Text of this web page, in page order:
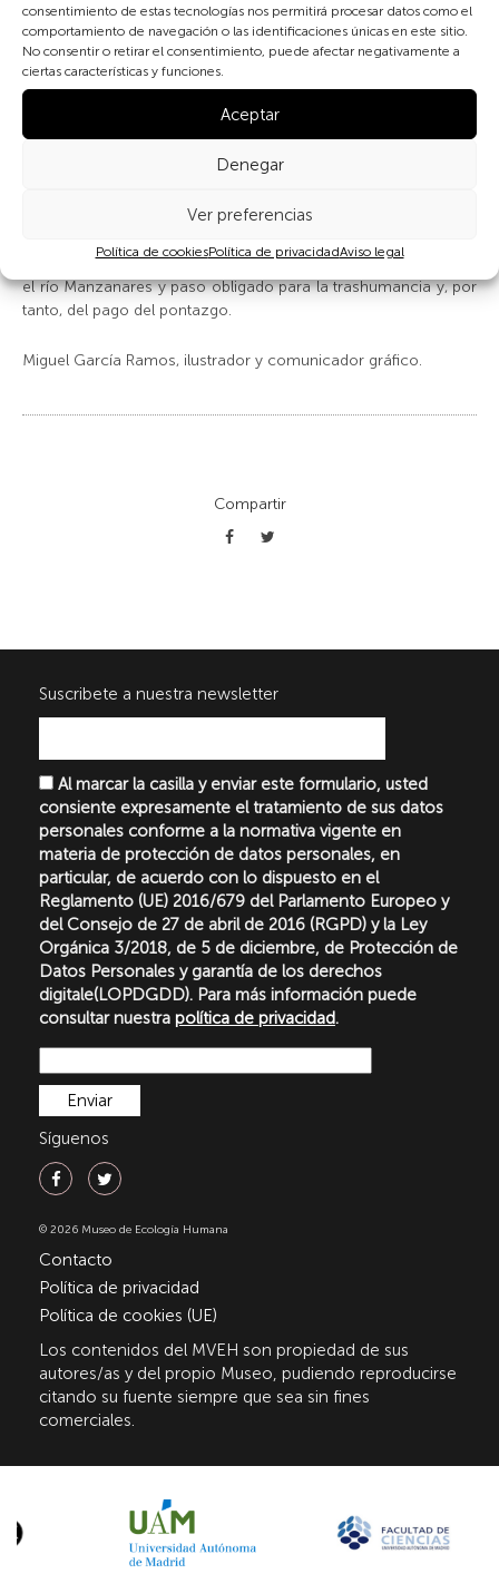
consentimiento de estas tecnologías nos permitirá procesar datos como el
comportamiento de navegación o las identificaciones únicas en este sitio.
No consentir o retirar el consentimiento, puede afectar negativamente a
ciertas características y funciones.
Aceptar
Denegar
Ver preferencias
Política de cookiesPolítica de privacidadAviso legal
La importancia que la ganadería ha tenido desde siempre en la
economía y los beneficios de que ésta generaba a la Corona,
llevó a Alfonso X a regular y ordenar la trashumancia, creando
el “Honrado Concejo de la Mesta”, institución que unirá a los
ganaderos trashumantes y les asegurará la existencia de tierra
de pastos para sus rebaños.Eso sí, en contraprestación, tendrán
que pagar un impuesto (pontazgo) a las Arcas del Rey al paso de ciertos
entrada de Manzanares El Real (Madrid), puente que atraviesa
el río Manzanares y paso obligado para la trashumancia y, por
tanto, del pago del pontazgo.
Miguel García Ramos, ilustrador y comunicador gráfico.
Compartir
Suscribete a nuestra newsletter
Al marcar la casilla y enviar este formulario, usted
consiente expresamente el tratamiento de sus datos
personales conforme a la normativa vigente en
materia de protección de datos personales, en
particular, de acuerdo con lo dispuesto en el
Reglamento (UE) 2016/679 del Parlamento Europeo y
del Consejo de 27 de abril de 2016 (RGPD) y la Ley
Orgánica 3/2018, de 5 de diciembre, de Protección de
Datos Personales y garantía de los derechos
digitale(LOPDGDD). Para más información puede
consultar nuestra política de privacidad.
Síguenos
© 2026 Museo de Ecología Humana
Contacto
Política de privacidad
Política de cookies (UE)
Los contenidos del MVEH son propiedad de sus
autores/as y del propio Museo, pudiendo reproducirse
citando su fuente siempre que sea sin fines
comerciales.